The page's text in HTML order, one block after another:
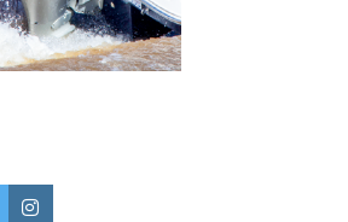
Instagram